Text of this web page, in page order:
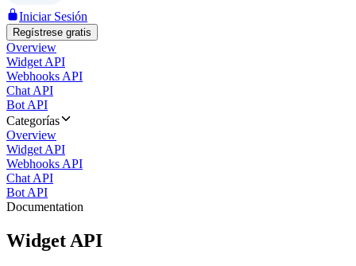
Iniciar Sesión
Regístrese gratis
Overview
Widget API
Webhooks API
Chat API
Bot API
Categorías
Overview
Widget API
Webhooks API
Chat API
Bot API
Documentation
Widget API